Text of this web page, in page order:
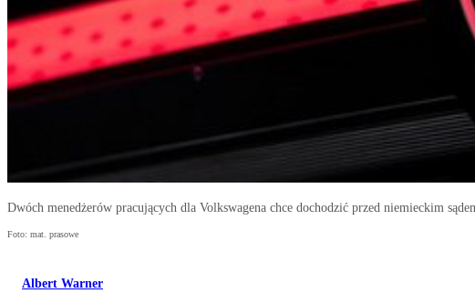
Dwóch menedżerów pracujących dla Volkswagena chce dochodzić przed niemieckim
Foto: mat. prasowe
Albert Warner